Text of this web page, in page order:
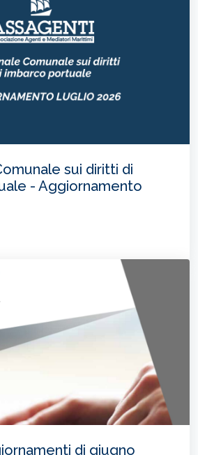
sui diritti di
- Aggiornamento
di giugno